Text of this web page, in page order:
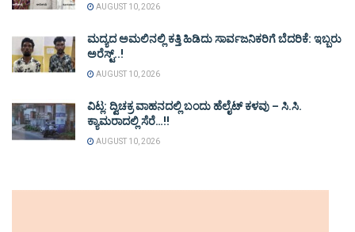
AUGUST 10, 2026
ಮದ್ಯದ ಅಮಲಿನಲ್ಲಿ ಕತ್ತಿ ಹಿಡಿದು ಸಾರ್ವಜನಿಕರಿಗೆ ಬೆದರಿಕೆ: ಇಬ್ಬರು
ಅರೆಸ್ಟ್..!
AUGUST 10, 2026
ವಿಟ್ಲ: ದ್ವಿಚಕ್ರ ವಾಹನದಲ್ಲಿ ಬಂದು ಹೆಲೈಟ್ ಕಳವು – ಸಿ.ಸಿ.
ಕ್ಯಾಮರಾದಲ್ಲಿ ಸೆರೆ…!!
AUGUST 10, 2026